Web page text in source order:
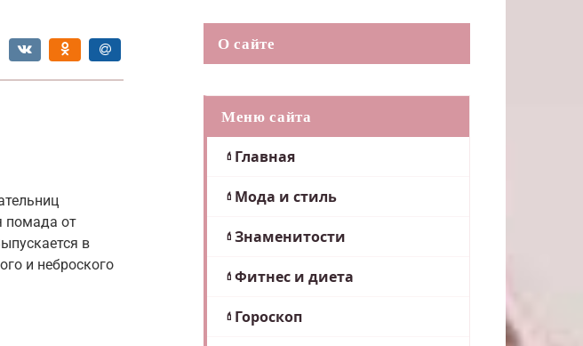
помада от
в
и неброского
О сайте
Меню сайта
Главная
Мода и стиль
Знаменитости
Фитнес и диета
Гороскоп